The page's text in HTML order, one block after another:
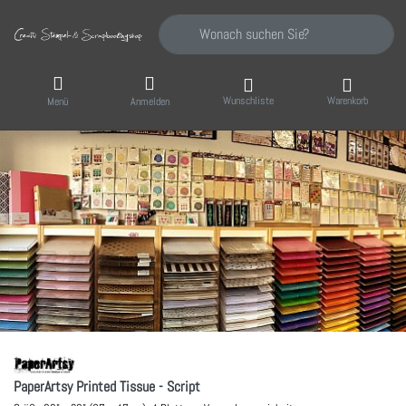
Geben Sie einen Suchbegriff ein. Während
Menü Anmelden Wunschliste Warenkorb
PaperArtsy Printed Tissue - Script